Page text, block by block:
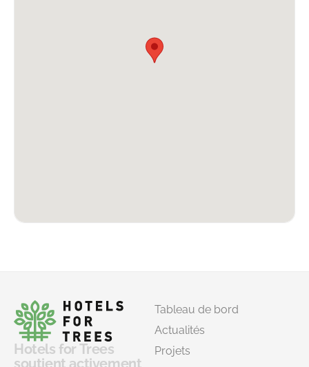
Hotels for Trees
Tableau de bord
Actualités
Projets